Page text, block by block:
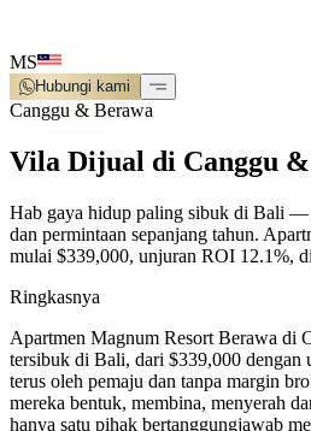
MS
Hubungi kami
Canggu & Berawa
Vila Dijual di Canggu
Hab gaya hidup paling sibuk di Bali —
dan permintaan sepanjang tahun.
mulai $339,000, unjuran ROI 12.1%,
Ringkasnya
Apartmen Magnum Resort Berawa di
tersibuk di Bali, dari $339,000 dengan
terus oleh pemaju dan tanpa margin
mereka bentuk, membina, menyerah
hanya satu pihak bertanggungjawab